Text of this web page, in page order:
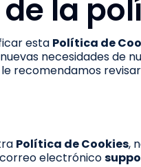
la
esta Política de
necesidades de
recomendamos
Política de Cookies,
electrónico